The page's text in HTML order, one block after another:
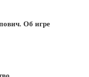
Об игре